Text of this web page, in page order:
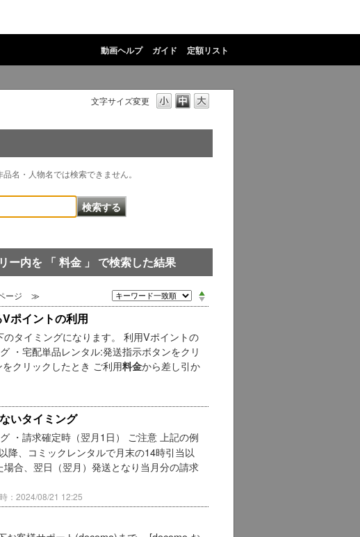
動画ヘルプ ガイド 定額リスト
文字サイズ変更
名・人物名では検索できません。
ー内を 「 料金 」 で検索した結果
ージ ≫
ポイントの利用
タイミングになります。 利用Vポイントの
・宅配単品レンタル:発送指示ボタンをクリ
クリックしたとき ご利用料金から差し引か
いタイミング
・請求確定時（翌月1日） ご注意 上記の例
降、コミックレンタルで月末の14時引当以
合、翌日（翌月）発送となり当月分の請求
：2024/08/21 12:25